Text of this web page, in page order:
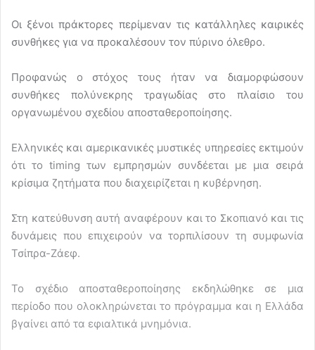
Οι ξένοι πράκτορες περίμεναν τις κατάλληλες καιρικές
συνθήκες για να προκαλέσουν τον πύρινο όλεθρο.
Προφανώς ο στόχος τους ήταν να διαμορφώσουν
συνθήκες πολύνεκρης τραγωδίας στο πλαίσιο του
οργανωμένου σχεδίου αποσταθεροποίησης.
Ελληνικές και αμερικανικές μυστικές υπηρεσίες εκτιμούν
ότι το timing των εμπρησμών συνδέεται με μια σειρά
κρίσιμα ζητήματα που διαχειρίζεται η κυβέρνηση.
Στη κατεύθυνση αυτή αναφέρουν και το Σκοπιανό και τις
δυνάμεις που επιχειρούν να τορπιλίσουν τη συμφωνία
Τσίπρα-Ζάεφ.
Το σχέδιο αποσταθεροποίησης εκδηλώθηκε σε μια
περίοδο που ολοκληρώνεται το πρόγραμμα και η Ελλάδα
βγαίνει από τα εφιαλτικά μνημόνια.